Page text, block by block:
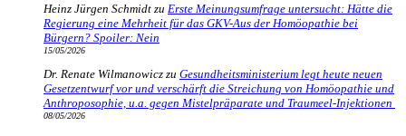
Heinz Jürgen Schmidt zu Erste Meinungsumfrage untersucht: Hätte die
Regierung eine Mehrheit für das GKV-Aus der Homöopathie bei
Bürgern? Spoiler: Nein
15/05/2026
Dr. Renate Wilmanowicz zu Gesundheitsministerium legt heute neuen
Gesetzentwurf vor und verschärft die Streichung von Homöopathie und
Anthroposophie, u.a. gegen Mistelpräparate und Traumeel-Injektionen
08/05/2026